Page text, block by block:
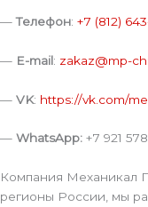
—Телефон: +7 (812)
— E-mail: zakaz@mp-
— VK: https://vk.com/
— WhatsApp: +7 921
Компания Механикал
регионы России, мы